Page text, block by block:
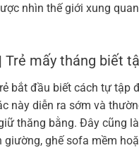
nhìn thế giới xung
Trẻ mấy tháng biết
bắt đầu biết cách tự
này diễn ra sớm và
thăng bằng. Đây cũng
ghế sofa mềm